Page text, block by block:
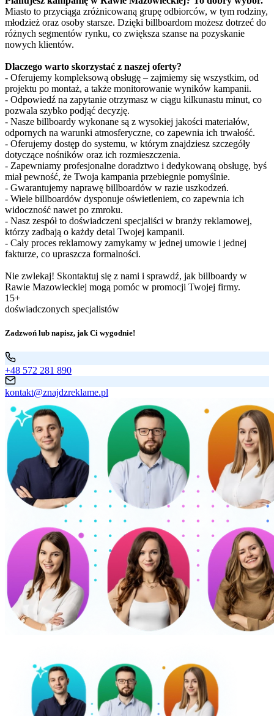
Miasto to przyciąga zróżnicowaną grupę odbiorców, w tym rodziny,
młodzież oraz osoby starsze. Dzięki billboardom możesz dotrzeć do
różnych segmentów rynku, co zwiększa szanse na pozyskanie
nowych klientów.
Dlaczego warto skorzystać z naszej oferty?
- Oferujemy kompleksową obsługę – zajmiemy się wszystkim, od
projektu po montaż, a także monitorowanie wyników kampanii.
- Odpowiedź na zapytanie otrzymasz w ciągu kilkunastu minut, co
pozwala szybko podjąć decyzję.
- Nasze billboardy wykonane są z wysokiej jakości materiałów,
odpornych na warunki atmosferyczne, co zapewnia ich trwałość.
- Oferujemy dostęp do systemu, w którym znajdziesz szczegóły
dotyczące nośników oraz ich rozmieszczenia.
- Zapewniamy profesjonalne doradztwo i dedykowaną obsługę, byś
miał pewność, że Twoja kampania przebiegnie pomyślnie.
- Gwarantujemy naprawę billboardów w razie uszkodzeń.
- Wiele billboardów dysponuje oświetleniem, co zapewnia ich
widoczność nawet po zmroku.
- Nasz zespół to doświadczeni specjaliści w branży reklamowej,
którzy zadbają o każdy detal Twojej kampanii.
- Cały proces reklamowy zamykamy w jednej umowie i jednej
fakturze, co upraszcza formalności.
Nie zwlekaj! Skontaktuj się z nami i sprawdź, jak billboardy w
Rawie Mazowieckiej mogą pomóc w promocji Twojej firmy.
15+
doświadczonych specjalistów
Zadzwoń lub napisz, jak Ci wygodnie!
+48 572 281 890
kontakt@znajdzreklame.pl